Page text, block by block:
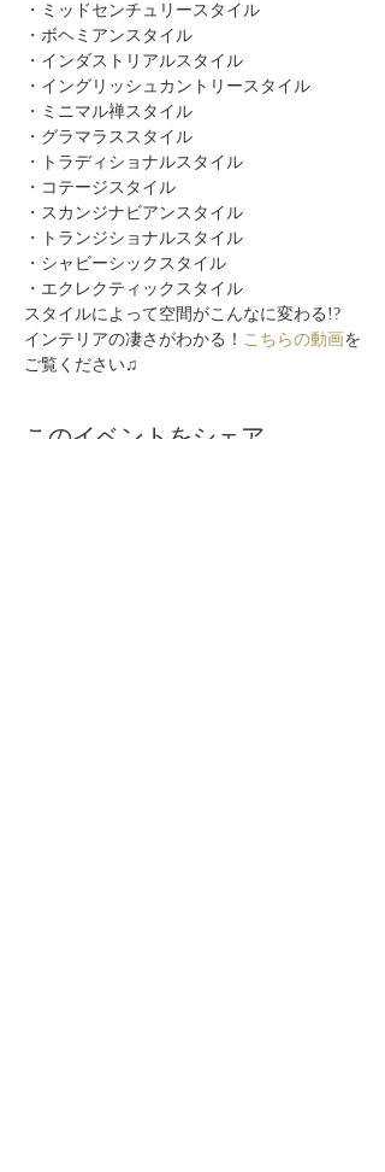
・ミッドセンチュリースタイル
・ボヘミアンスタイル
・インダストリアルスタイル
・イングリッシュカントリースタイル
・ミニマル禅スタイル
・グラマラススタイル
・トラディショナルスタイル
・コテージスタイル
・スカンジナビアンスタイル
・トランジショナルスタイル
・シャビーシックスタイル
・エクレクティックスタイル
スタイルによって空間がこんなに変わる!?
インテリアの凄さがわかる！ こちらの動画を
ご覧ください♫
このイベントをシェア